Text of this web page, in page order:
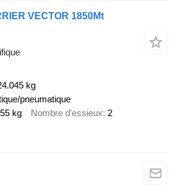
VECTOR 1850Mt
kg
pneumatique
kg Nombre d'essieux 2